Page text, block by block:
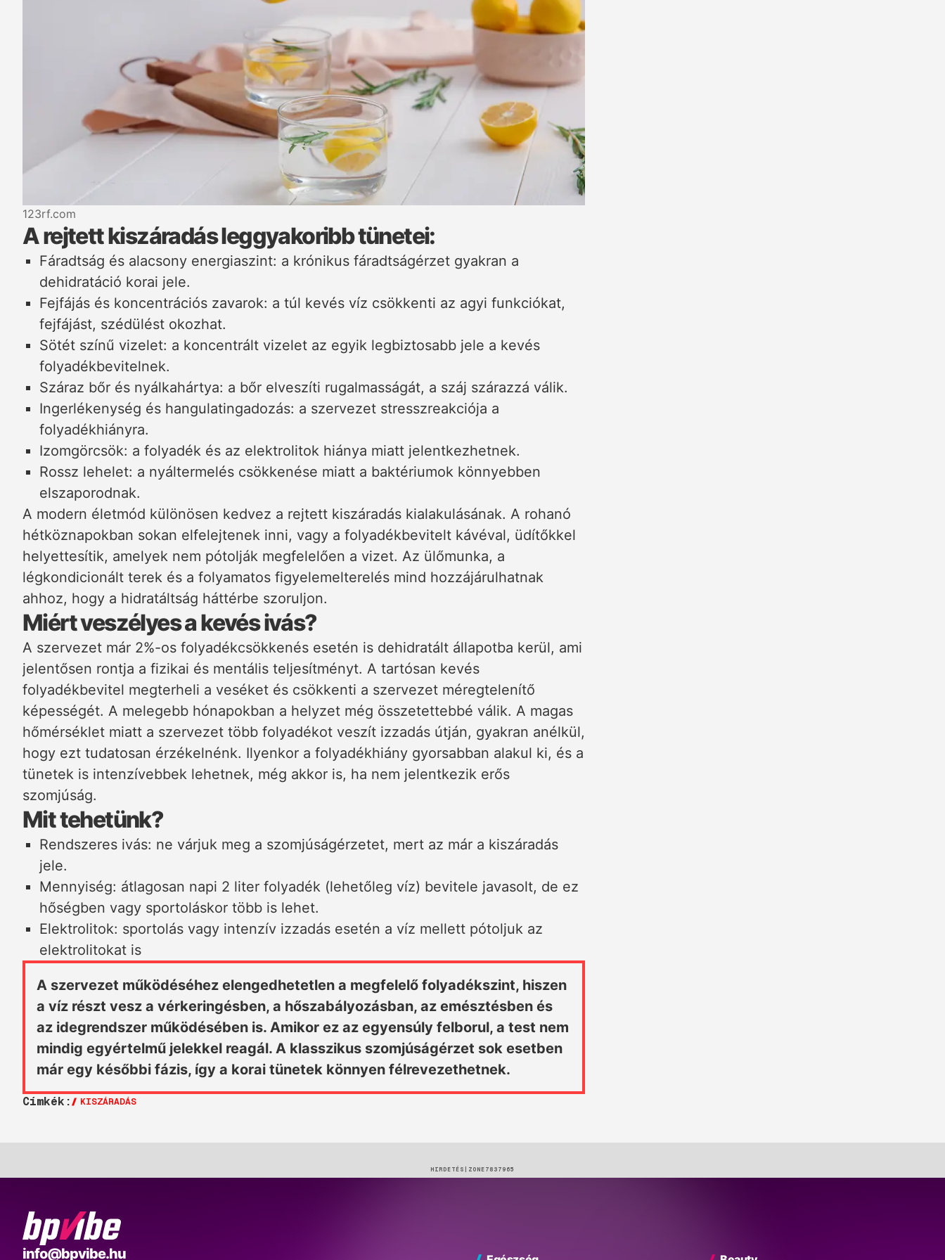
123rf.com
A rejtett kiszáradás leggyakoribb tünetei:
Fáradtság és alacsony energiaszint: a krónikus fáradtságérzet gyakran a
dehidratáció korai jele.
Fejfájás és koncentrációs zavarok: a túl kevés víz csökkenti az agyi funkciókat,
fejfájást, szédülést okozhat.
Sötét színű vizelet: a koncentrált vizelet az egyik legbiztosabb jele a kevés
folyadékbevitelnek.
Száraz bőr és nyálkahártya: a bőr elveszíti rugalmasságát, a száj szárazzá válik.
Ingerlékenység és hangulatingadozás: a szervezet stresszreakciója a
folyadékhiányra.
Izomgörcsök: a folyadék és az elektrolitok hiánya miatt jelentkezhetnek.
Rossz lehelet: a nyáltermelés csökkenése miatt a baktériumok könnyebben
elszaporodnak.
A modern életmód különösen kedvez a rejtett kiszáradás kialakulásának. A rohanó
hétköznapokban sokan elfelejtenek inni, vagy a folyadékbevitelt kávéval, üdítőkkel
helyettesítik, amelyek nem pótolják megfelelően a vizet. Az ülőmunka, a
légkondicionált terek és a folyamatos figyelemelterelés mind hozzájárulhatnak
ahhoz, hogy a hidratáltság háttérbe szoruljon.
Miért veszélyes a kevés ivás?
A szervezet már 2%-os folyadékcsökkenés esetén is dehidratált állapotba kerül, ami
jelentősen rontja a fizikai és mentális teljesítményt. A tartósan kevés
folyadékbevitel megterheli a veséket és csökkenti a szervezet méregtelenítő
képességét. A melegebb hónapokban a helyzet még összetettebbé válik. A magas
hőmérséklet miatt a szervezet több folyadékot veszít izzadás útján, gyakran anélkül,
hogy ezt tudatosan érzékelnénk. Ilyenkor a folyadékhiány gyorsabban alakul ki, és a
tünetek is intenzívebbek lehetnek, még akkor is, ha nem jelentkezik erős
szomjúság.
Mit tehetünk?
Rendszeres ivás: ne várjuk meg a szomjúságérzetet, mert az már a kiszáradás
jele.
Mennyiség: átlagosan napi 2 liter folyadék (lehetőleg víz) bevitele javasolt, de ez
hőségben vagy sportoláskor több is lehet.
Elektrolitok: sportolás vagy intenzív izzadás esetén a víz mellett pótoljuk az
elektrolitokat is
A szervezet működéséhez elengedhetetlen a megfelelő folyadékszint, hiszen
a víz részt vesz a vérkeringésben, a hőszabályozásban, az emésztésben és
az idegrendszer működésében is. Amikor ez az egyensúly felborul, a test nem
mindig egyértelmű jelekkel reagál. A klasszikus szomjúságérzet sok esetben
már egy későbbi fázis, így a korai tünetek könnyen félrevezethetnek.
Címkék: KISZÁRADÁS
HIRDETÉS
BP
info@bpvibe.hu